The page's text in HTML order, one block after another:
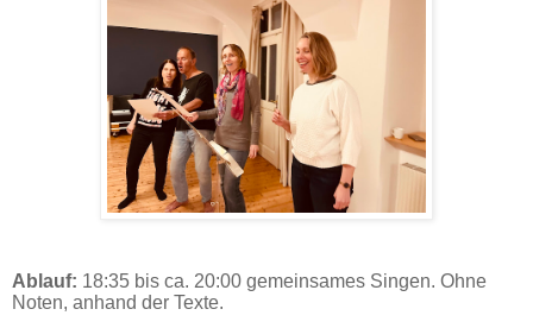
Ablauf: 18:35 bis ca. 20:00 gemeinsames Singen. Ohne
Noten, anhand der Texte.